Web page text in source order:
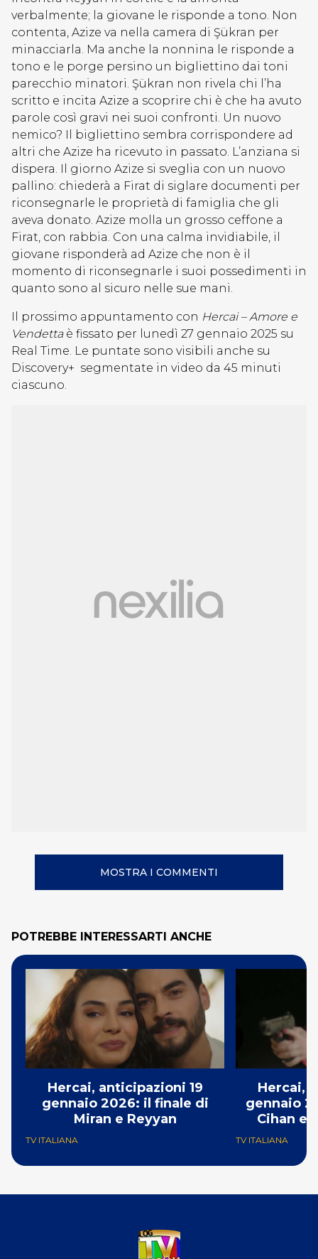
verbalmente; la giovane le risponde a tono. Non
contenta, Azize va nella camera di Şükran per
minacciarla. Ma anche la nonnina le risponde a
tono e le porge persino un bigliettino dai toni
parecchio minatori. Şükran non rivela chi l’ha
scritto e incita Azize a scoprire chi è che ha avuto
parole così gravi nei suoi confronti. Un nuovo
nemico? Il bigliettino sembra corrispondere ad
altri che Azize ha ricevuto in passato. L’anziana si
dispera. Il giorno Azize si sveglia con un nuovo
pallino: chiederà a Firat di siglare documenti per
riconsegnarle le proprietà di famiglia che gli
aveva donato. Azize molla un grosso ceffone a
Firat, con rabbia. Con una calma invidiabile, il
giovane risponderà ad Azize che non è il
momento di riconsegnarle i suoi possedimenti in
quanto sono al sicuro nelle sue mani.
Il prossimo appuntamento con Hercai – Amore e
Vendettaè fissato per lunedì 27 gennaio 2025 su
Real Time. Le puntate sono visibili anche su
Discovery+ segmentate in video da 45 minuti
ciascuno.
MOSTRA I COMMENTI
POTREBBE INTERESSARTI ANCHE
Hercai, anticipazioni 19
gennaio 2026: il finale di
Miran e Reyyan
TV ITALIANA
Hercai,
gennaio
Cihan e
TV ITALIANA